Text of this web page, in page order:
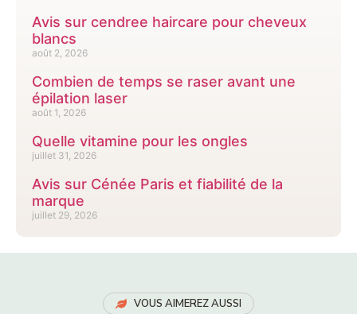
Avis sur cendree haircare pour cheveux
blancs
août 2, 2026
Combien de temps se raser avant une
épilation laser
août 1, 2026
Quelle vitamine pour les ongles
juillet 31, 2026
Avis sur Cénée Paris et fiabilité de la
marque
juillet 29, 2026
VOUS AIMEREZ AUSSI